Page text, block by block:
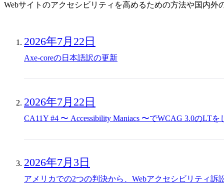
Webサイトのアクセシビリティを高めるための方法や国内
2026年7月22日
Axe-coreの日本語訳の更新
2026年7月22日
CA11Y #4 〜 Accessibility Maniacs 〜でWCAG 3.0のLTを
2026年7月3日
アメリカでの2つの判決から、Webアクセシビリティ訴